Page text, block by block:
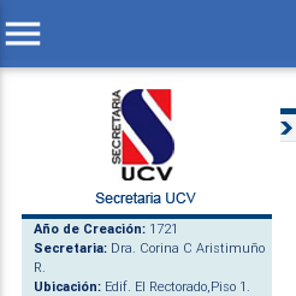
menu
Año de Creación: 1721
Secretaria: Dra. Corina C Aristimuño
R.
Ubicación: Edif. El Rectorado,Piso 1.